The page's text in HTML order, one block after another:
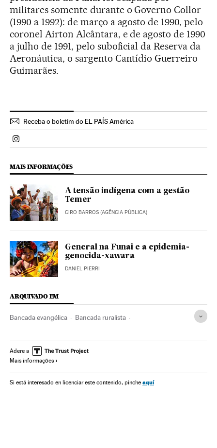
militares somente durante o Governo Collor
(1990 a 1992): de março a agosto de 1990, pelo
coronel Airton Alcântara, e de agosto de 1990
a julho de 1991, pelo suboficial da Reserva da
Aeronáutica, o sargento Cantídio Guerreiro
Guimarães.
Receba o boletim do EL PAÍS América
Politica El País Brasil en Instagram
MAIS INFORMAÇÕES
A tensão indígena com a gestão
Temer
CIRO BARROS (AGÊNCIA PÚBLICA)
General na Funai e a epidemia-
genocida-xawara
DANIEL PIERRI
ARQUIVADO EM
Bancada evangélica Bancada ruralista
Vice-presidente Brasil Partido dos Trabalhadores
Dilma Rousseff
Impeachment Ministério da Justiça e Segurança Pública
Adere a
Mais informações
Si está interesado en licenciar este contenido, pinche aquí